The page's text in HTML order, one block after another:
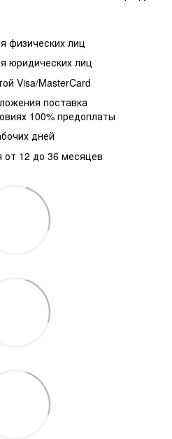
физических лиц
юридических лиц
Visa/MasterCard
поставка
100% предоплаты
дней
от 12 до 36 месяцев